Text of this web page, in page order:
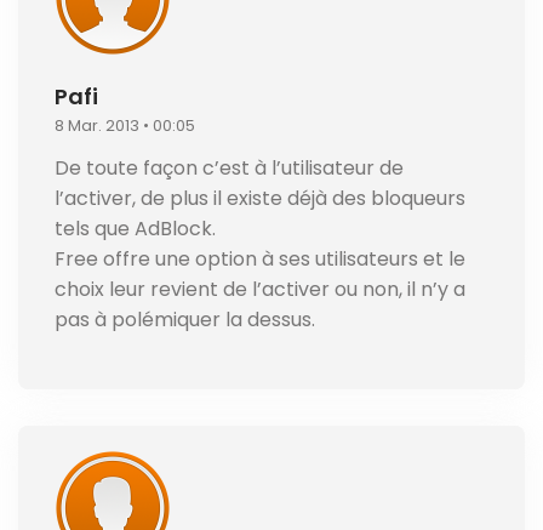
Pafi
8 Mar. 2013 • 00:05
De toute façon c’est à l’utilisateur de
l’activer, de plus il existe déjà des bloqueurs
tels que AdBlock.
Free offre une option à ses utilisateurs et le
choix leur revient de l’activer ou non, il n’y a
pas à polémiquer la dessus.